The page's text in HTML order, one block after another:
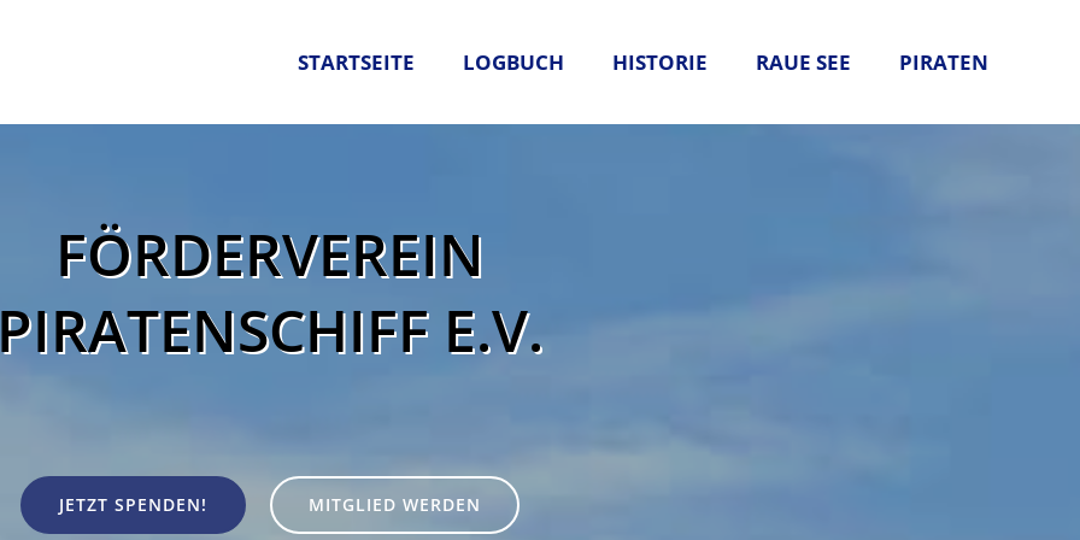
STARTSEITE LOGBUCH HISTORIE RAUE SEE PIRATEN
FÖRDERVEREIN
PIRATENSCHIFF E.V.
JETZT SPENDEN! MITGLIED WERDEN